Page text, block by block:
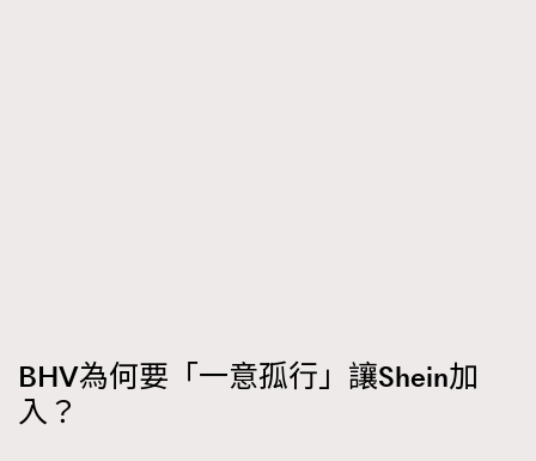
BHV為何要「一意孤行」讓Shein加
入？